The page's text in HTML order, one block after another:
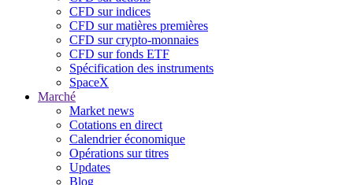
CFD sur indices
CFD sur matières premières
CFD sur crypto-monnaies
CFD sur fonds ETF
Spécification des instruments
SpaceX
Marché
Market news
Cotations en direct
Calendrier économique
Opérations sur titres
Updates
Blog